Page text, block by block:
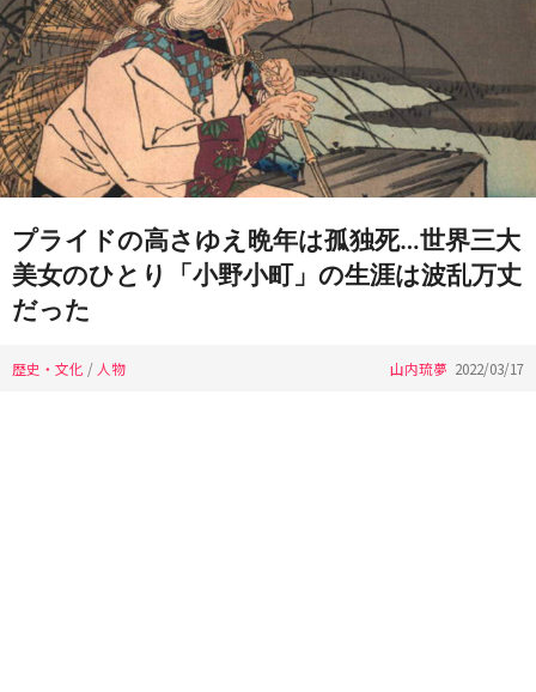
プライドの高さゆえ晩年は孤独死…世界三大
美女のひとり「小野小町」の生涯は波乱万丈
だった
歴史・文化 / 人物 山内琉夢 2022/03/17